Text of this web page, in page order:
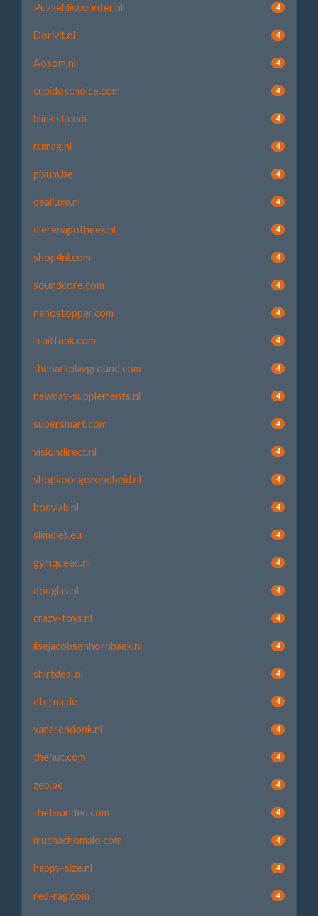
Puzzeldiscounter.nl 4
Dorivit.nl 4
Aosom.nl 4
cupidoschoice.com 4
blinkist.com 4
rumag.nl 4
pixum.be 4
dealluxe.nl 4
dierenapotheek.nl 4
shop4nl.com 4
soundcore.com 4
nanostopper.com 4
fruitfunk.com 4
theparkplayground.com 4
newday-supplements.nl 4
supersmart.com 4
visiondirect.nl 4
shopvoorgezondheid.nl 4
bodylab.nl 4
slimdiet.eu 4
gymqueen.nl 4
douglas.nl 4
crazy-toys.nl 4
ilsejacobsenhornbaek.nl 4
shirtdeal.nl 4
eterna.de 4
vanarendonk.nl 4
thehut.com 4
zeb.be 4
thefounded.com 4
muchachomalo.com 4
happy-size.nl 4
red-rag.com 4